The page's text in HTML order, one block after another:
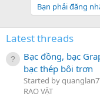
Bạn phải đăng
Latest threads
Bạc đồng, bạc
bạc thép bôi trơn
Started by
RAO VẶT